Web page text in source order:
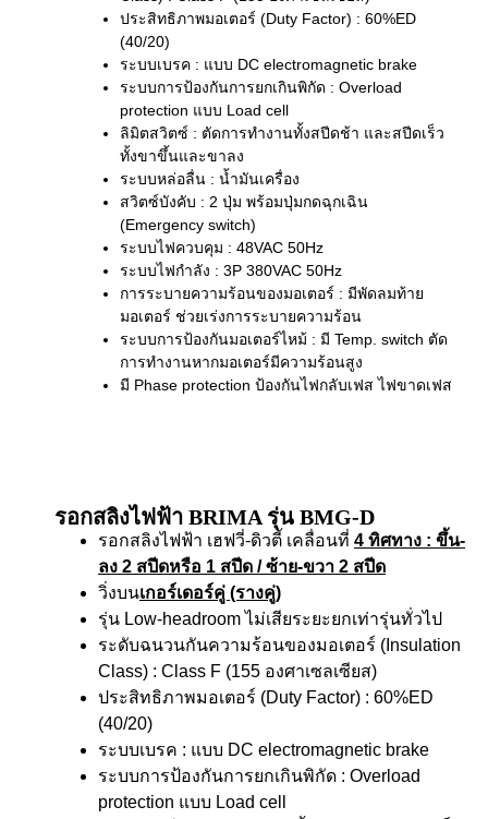
ประสิทธิภาพมอเตอร์ (Duty Factor) : 60%ED
(40/20)
ระบบเบรค : แบบ DC electromagnetic brake
ระบบการป้องกันการยกเกินพิกัด : Overload
protection แบบ Load cell
ลิมิตสวิตซ์ : ตัดการทำงานทั้งสปีดช้า และสปีดเร็ว
ทั้งขาขึ้นและขาลง
ระบบหล่อลื่น : น้ำมันเครื่อง
สวิตซ์บังคับ : 2 ปุ่ม พร้อมปุ่มกดฉุกเฉิน
(Emergency switch)
ระบบไฟควบคุม : 48VAC 50Hz
ระบบไฟกำลัง : 3P 380VAC 50Hz
การระบายความร้อนของมอเตอร์ : มีพัดลมท้าย
มอเตอร์ ช่วยเร่งการระบายความร้อน
ระบบการป้องกันมอเตอร์ไหม้ : มี Temp. switch ตัด
การทำงานหากมอเตอร์มีความร้อนสูง
มี Phase protection ป้องกันไฟกลับเฟส ไฟขาดเฟส
รอกสลิงไฟฟ้า BRIMA รุ่น BMG-D
รอกสลิงไฟฟ้า เฮฟวี่-ดิวตี้ เคลื่อนที่ 4 ทิศทาง : ขึ้น-
ลง 2 สปีดหรือ 1 สปีด / ซ้าย-ขวา 2 สปีด
วิ่งบนเกอร์เดอร์คู่ (รางคู่)
รุ่น Low-headroom ไม่เสียระยะยกเท่ารุ่นทั่วไป
ระดับฉนวนกันความร้อนของมอเตอร์ (Insulation
Class) : Class F (155 องศาเซลเซียส)
ประสิทธิภาพมอเตอร์ (Duty Factor) : 60%ED
(40/20)
ระบบเบรค : แบบ DC electromagnetic brake
ระบบการป้องกันการยกเกินพิกัด : Overload
protection แบบ Load cell